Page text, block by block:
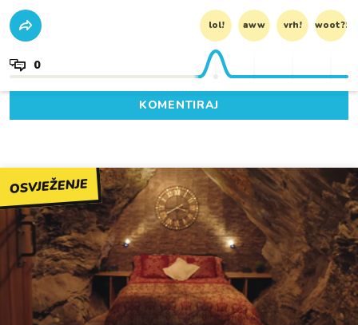
lol! aww vrh! woot?!
0
KOMENTIRAJ
OSVJEŽENJE